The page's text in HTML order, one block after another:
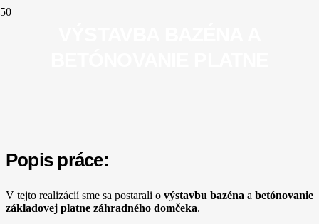
Popis práce:
V tejto realizácií sme sa postarali o výstavbu bazéna a betónovanie
základovej platne záhradného domčeka.